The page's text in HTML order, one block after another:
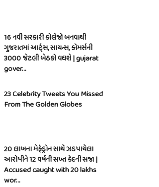
16 નવી સરકારી કોલેજો બનવાથી
ગુજરાતમાં આર્ટ્સ, સાયન્સ, કોમર્સની
3000 જેટલી બેઠકો વધશે | gujarat
gover…
23 Celebrity Tweets You Missed
From The Golden Globes
20 લાખના મેફેડ્રોન સાથે ઝડપાયેલા
આરોપીને 12 વર્ષની સખ્ત કેદની સજા |
Accused caught with 20 lakhs
wor…